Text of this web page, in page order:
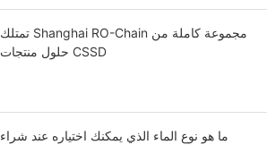
تمتلك Shanghai RO-Chain مجموعة كاملة من
حلول منتجات CSSD
ما هو نوع الماء الذي يمكنك اختياره عند شراء